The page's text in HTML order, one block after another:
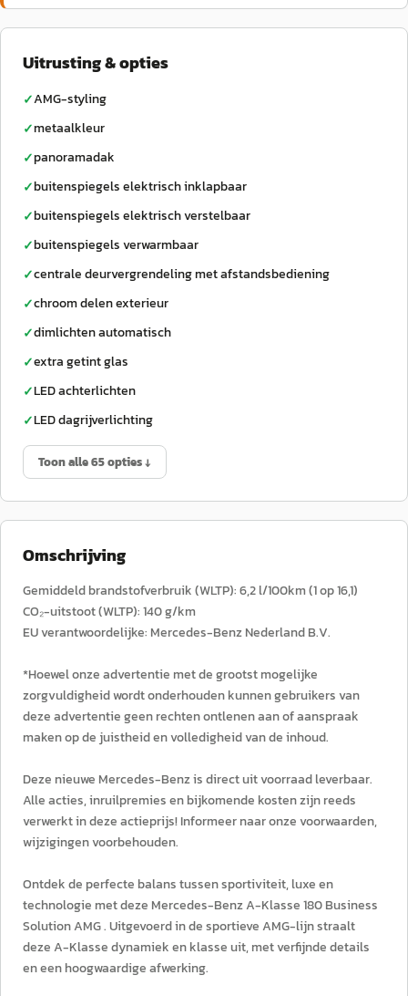
Uitrusting & opties
✓AMG-styling
✓metaalkleur
✓panoramadak
✓buitenspiegels elektrisch inklapbaar
✓buitenspiegels elektrisch verstelbaar
✓buitenspiegels verwarmbaar
✓centrale deurvergrendeling met afstandsbediening
✓chroom delen exterieur
✓dimlichten automatisch
✓extra getint glas
✓LED achterlichten
✓LED dagrijverlichting
Toon alle 65 opties ↓
Omschrijving
Gemiddeld brandstofverbruik (WLTP): 6,2 l/100km (1 op 16,1)
CO₂-uitstoot (WLTP): 140 g/km
EU verantwoordelijke: Mercedes-Benz Nederland B.V.
*Hoewel onze advertentie met de grootst mogelijke
zorgvuldigheid wordt onderhouden kunnen gebruikers van
deze advertentie geen rechten ontlenen aan of aanspraak
maken op de juistheid en volledigheid van de inhoud.
Deze nieuwe Mercedes-Benz is direct uit voorraad leverbaar.
Alle acties, inruilpremies en bijkomende kosten zijn reeds
verwerkt in deze actieprijs! Informeer naar onze voorwaarden,
wijzigingen voorbehouden.
Ontdek de perfecte balans tussen sportiviteit, luxe en
technologie met deze Mercedes-Benz A-Klasse 180 Business
Solution AMG . Uitgevoerd in de sportieve AMG-lijn straalt
deze A-Klasse dynamiek en klasse uit, met verfijnde details
en een hoogwaardige afwerking.